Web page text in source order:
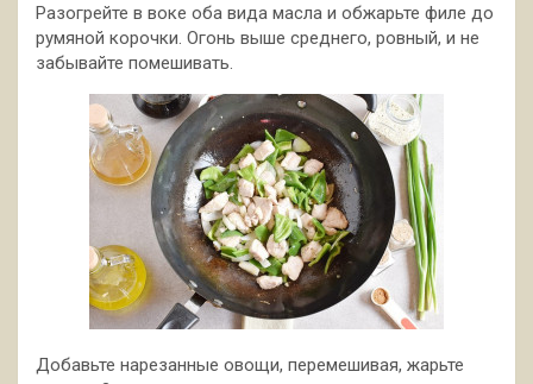
Разогрейте в воке оба вида масла и обжарьте филе до
румяной корочки. Огонь выше среднего, ровный, и не
забывайте помешивать.
Добавьте нарезанные овощи, перемешивая, жарьте